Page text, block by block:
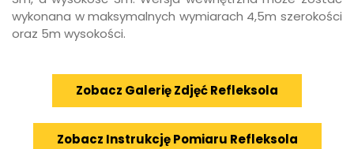
wykonana w maksymalnych wymiarach 4,5m szerokości
oraz 5m wysokości.
Zobacz Galerię Zdjęć Refleksola
Zobacz Instrukcję Pomiaru Refleksola